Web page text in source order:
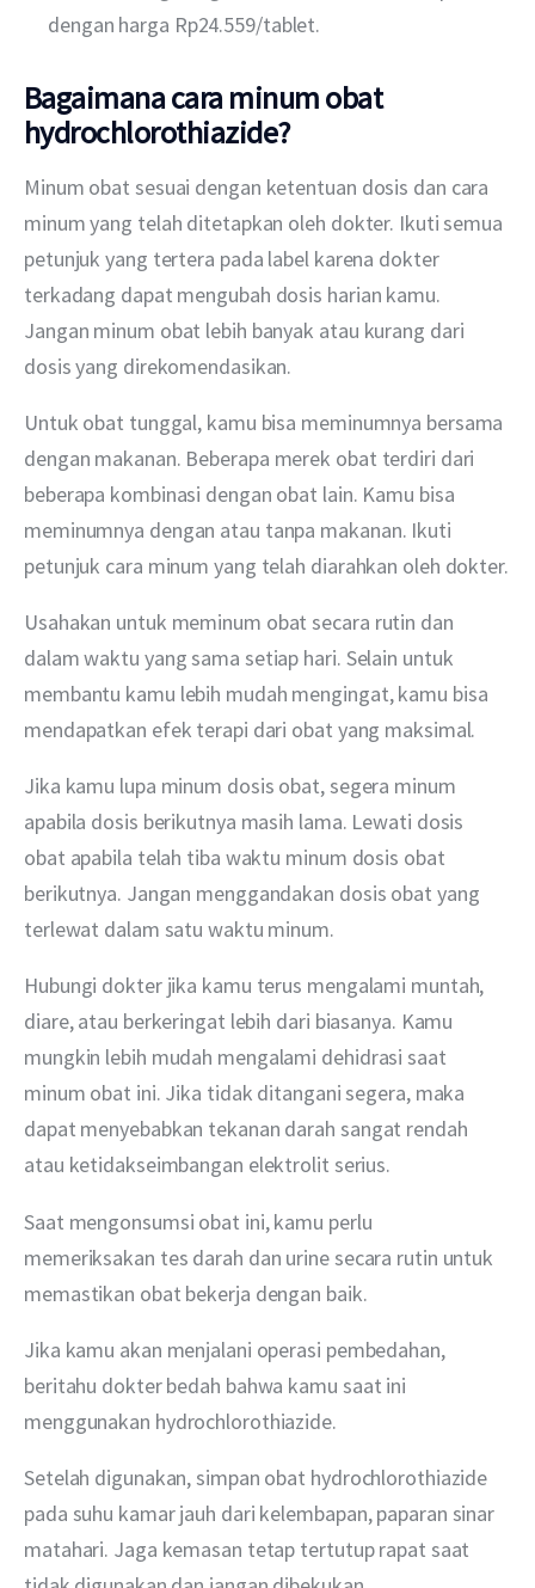
dengan harga Rp24.559/tablet.
Bagaimana cara minum obat
hydrochlorothiazide?
Minum obat sesuai dengan ketentuan dosis dan cara
minum yang telah ditetapkan oleh dokter. Ikuti semua
petunjuk yang tertera pada label karena dokter
terkadang dapat mengubah dosis harian kamu.
Jangan minum obat lebih banyak atau kurang dari
dosis yang direkomendasikan.
Untuk obat tunggal, kamu bisa meminumnya bersama
dengan makanan. Beberapa merek obat terdiri dari
beberapa kombinasi dengan obat lain. Kamu bisa
meminumnya dengan atau tanpa makanan. Ikuti
petunjuk cara minum yang telah diarahkan oleh dokter.
Usahakan untuk meminum obat secara rutin dan
dalam waktu yang sama setiap hari. Selain untuk
membantu kamu lebih mudah mengingat, kamu bisa
mendapatkan efek terapi dari obat yang maksimal.
Jika kamu lupa minum dosis obat, segera minum
apabila dosis berikutnya masih lama. Lewati dosis
obat apabila telah tiba waktu minum dosis obat
berikutnya. Jangan menggandakan dosis obat yang
terlewat dalam satu waktu minum.
Hubungi dokter jika kamu terus mengalami muntah,
diare, atau berkeringat lebih dari biasanya. Kamu
mungkin lebih mudah mengalami dehidrasi saat
minum obat ini. Jika tidak ditangani segera, maka
dapat menyebabkan tekanan darah sangat rendah
atau ketidakseimbangan elektrolit serius.
Saat mengonsumsi obat ini, kamu perlu
memeriksakan tes darah dan urine secara rutin untuk
memastikan obat bekerja dengan baik.
Jika kamu akan menjalani operasi pembedahan,
beritahu dokter bedah bahwa kamu saat ini
menggunakan hydrochlorothiazide.
Setelah digunakan, simpan obat hydrochlorothiazide
pada suhu kamar jauh dari kelembapan, paparan sinar
matahari. Jaga kemasan tetap tertutup rapat saat